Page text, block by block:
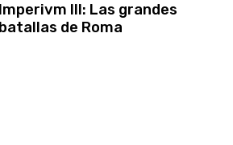
Imperivm III: Las grandes
batallas de Roma